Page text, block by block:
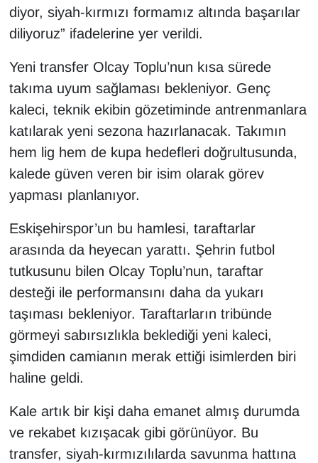
diyor, siyah-kırmızı formamız altında başarılar
diliyoruz” ifadelerine yer verildi.
Yeni transfer Olcay Toplu’nun kısa sürede
takıma uyum sağlaması bekleniyor. Genç
kaleci, teknik ekibin gözetiminde antrenmanlara
katılarak yeni sezona hazırlanacak. Takımın
hem lig hem de kupa hedefleri doğrultusunda,
kalede güven veren bir isim olarak görev
yapması planlanıyor.
Eskişehirspor’un bu hamlesi, taraftarlar
arasında da heyecan yarattı. Şehrin futbol
tutkusunu bilen Olcay Toplu’nun, taraftar
desteği ile performansını daha da yukarı
taşıması bekleniyor. Taraftarların tribünde
görmeyi sabırsızlıkla beklediği yeni kaleci,
şimdiden camianın merak ettiği isimlerden biri
haline geldi.
Kale artık bir kişi daha emanet almış durumda
ve rekabet kızışacak gibi görünüyor. Bu
transfer, siyah-kırmızılılarda savunma hattına